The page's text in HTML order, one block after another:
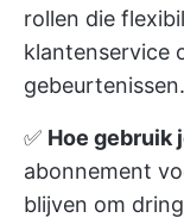
rollen die
klantenservice
gebeurtenissen.
✅ Hoe gebruik
abonnement
blijven om